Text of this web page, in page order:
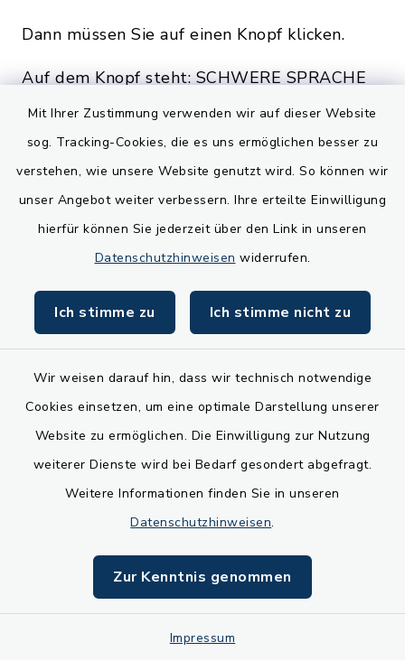
Mit Ihrer Zustimmung verwenden wir auf dieser Website
sog. Tracking-Cookies, die es uns ermöglichen besser zu
verstehen, wie unsere Website genutzt wird. So können wir
unser Angebot weiter verbessern. Ihre erteilte Einwilligung
hierfür können Sie jederzeit über den Link in unseren
Datenschutzhinweisen widerrufen.
Ich stimme zu Ich stimme nicht zu
Wir weisen darauf hin, dass wir technisch notwendige
Cookies einsetzen, um eine optimale Darstellung unserer
Website zu ermöglichen. Die Einwilligung zur Nutzung
weiterer Dienste wird bei Bedarf gesondert abgefragt.
Weitere Informationen finden Sie in unseren
Datenschutzhinweisen.
Zur Kenntnis genommen
Impressum
Dann müssen Sie auf einen Knopf klicken.
Auf dem Knopf steht: SCHWERE SPRACHE
Der Knopf ist auf jeder Seite oben rechts.
Wer hat diese Seite gemacht?
Infos zum Daten-Schutz in Schwerer
Sprache
Infos zum Datenschutz in Leichter
Impressum in Schwerer Sprache
Sitemap